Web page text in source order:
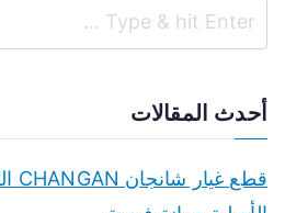
أحدث المقالات